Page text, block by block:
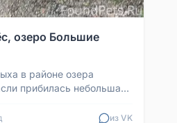
озеро Большие
в районе озера
прибилась небольшая
из VK